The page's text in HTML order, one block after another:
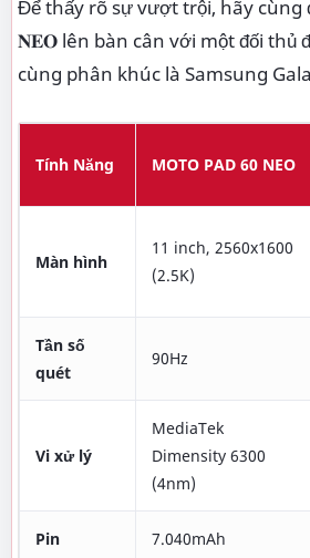
Để thấy rõ sự vượt trội, hãy
𝐍𝐄𝐎 lên bàn cân với một đối thủ
cùng phân khúc là Samsung
Tính Năng MOTO PAD 60 NEO
Màn hình
11 inch, 2560x1600
(2.5K)
Tần số
quét
90Hz
Vi xử lý
MediaTek
Dimensity 6300
(4nm)
Pin 7.040mAh